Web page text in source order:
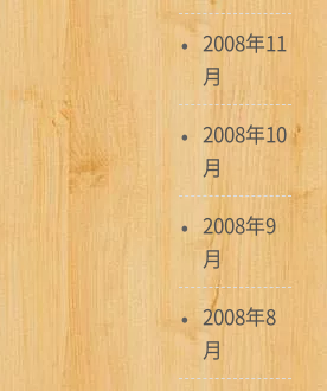
2008年11
月
2008年10
月
2008年9
月
2008年8
月